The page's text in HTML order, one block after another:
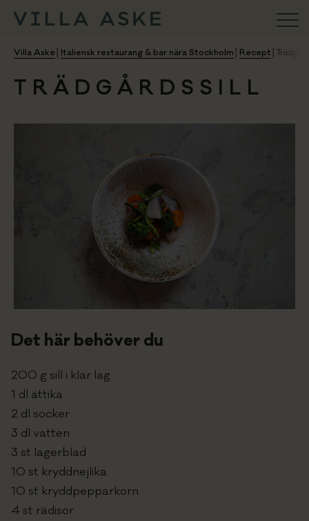
Konferens
Weekend & Firande
Om oss
PRISFÖRFRÅGAN
Villa Aske Italiensk restaurang & bar nära Stockholm Recept
TRÄDGÅRDSSILL
Det här behöver du
200 g sill i klar lag
1 dl ättika
2 dl socker
3 dl vatten
3 st lagerblad
10 st kryddnejlika
10 st kryddpepparkorn
4 st rädisor